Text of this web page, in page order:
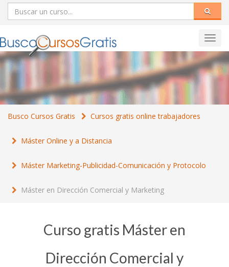
Busco Cursos Gratis Cursos gratis online trabajadores
Máster Online y a Distancia
Máster Marketing-Publicidad-Comunicación y Protocolo
Máster en Dirección Comercial y Marketing
Curso gratis Máster en
Dirección Comercial y